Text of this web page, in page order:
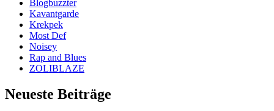
Blogbuzzter
Kavantgarde
Krekpek
Most Def
Noisey
Rap and Blues
ZOLIBLAZE
Neueste Beiträge